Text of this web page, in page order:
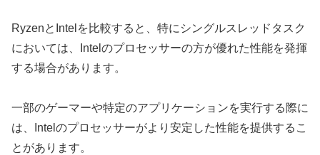
RyzenとIntelを比較すると、特にシングルスレッドタスク
においては、Intelのプロセッサーの方が優れた性能を発揮
する場合があります。
一部のゲーマーや特定のアプリケーションを実行する際に
は、Intelのプロセッサーがより安定した性能を提供するこ
とがあります。